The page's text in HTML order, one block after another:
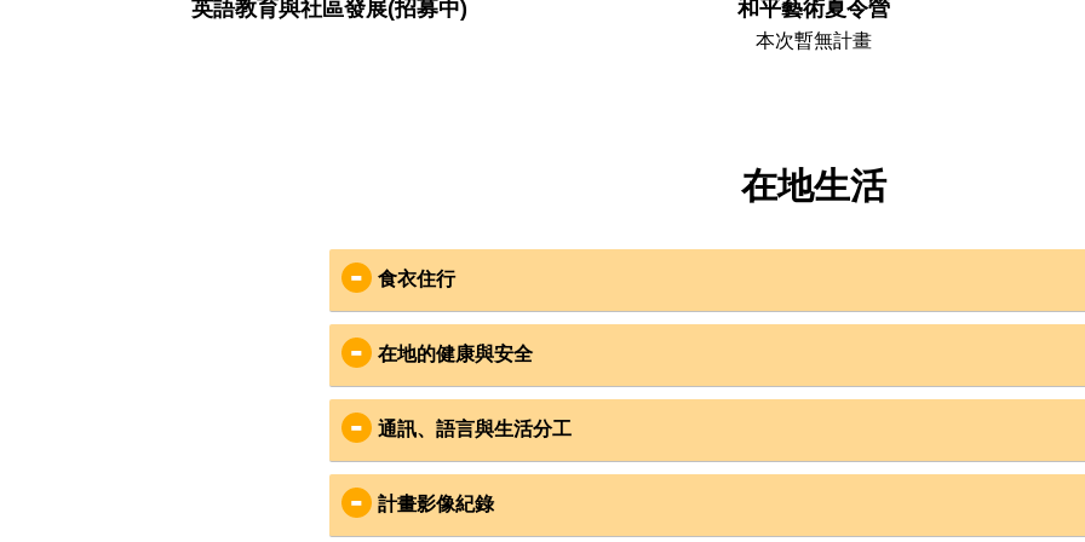
英語教育與社區發展(招募中)
結束近30年的內戰造成斯里蘭卡重大傷亡，國家也仍
有大筆外債待償還，故斯國普遍存在資源分布不均，
和平藝術夏令營
本次暫無計畫
    故事的開始斯里蘭卡是由3個種族、4個宗教、3種
的內戰使得孩子在族群對立且無相
在地生活
食衣住行
食：
在地Cooking Mama準備道地斯式料理，以斯式咖哩配白飯為主
飲用水為桶裝蒸餾水
過去團員的分享
衣：
斯里蘭卡信仰佛教，民風保守，教學時請著過膝長褲、長裙和有袖衣服，以尊重
有機會也可體驗當地女性傳統服裝莎麗（Sari）和男性的沙龍（Sarong）
在地的健康與安全
安全：
志工安全是VYA最重視的事
國際合作組織Inspire Exchange Ltd.為香港社會企業組織，已有4年合作經驗
斯里蘭卡社會風氣良善，在地社區居民友善，服務社區皆有事前安全評估
出團期間有VYA領隊及當地領隊，全程隨團確認志工安全
通訊、語言與生活分工
通訊：
服務社區在偏鄉地區，訊號不穩，且無網路，建議以傳簡訊代替國際電話聯繫
計畫影像紀錄